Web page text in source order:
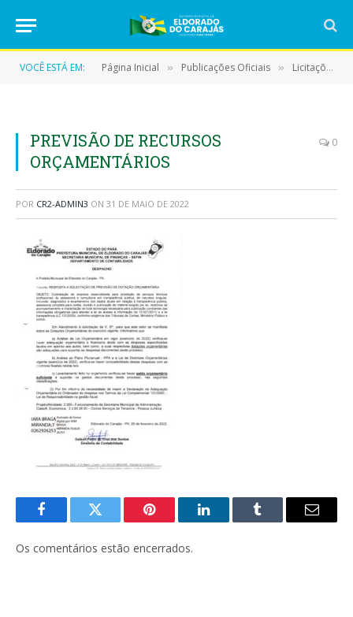
VOCÊ ESTÁ EM: Página Inicial » Publicações Oficiais » Licitações
PREVISÃO DE RECURSOS
ORÇAMENTÁRIOS
0
POR CR2-ADMIN3 ON 31 DE MAIO DE 2022
FacebookTwitter Pinterest LinkedInTumblr
E-
Os comentários estão encerrados.